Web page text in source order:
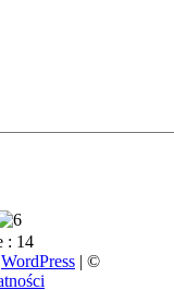
: 14
WordPress | ©